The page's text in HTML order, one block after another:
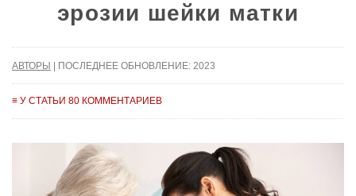
эрозии шейки матки
АВТОРЫ | ПОСЛЕДНЕЕ ОБНОВЛЕНИЕ: 2023
≡ У СТАТЬИ 80 КОММЕНТАРИЕВ